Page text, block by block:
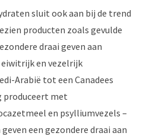
sluit ook aan bij de trend
producten zoals gevulde
draai geven aan
en vezelrijk
Arabië tot een Canadees
produceert met
en psylliumvezels –
een gezondere draai aan